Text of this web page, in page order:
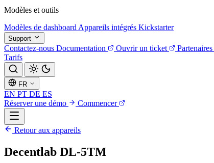
Modèles et outils
Modèles de dashboard Appareils intégrés Kickstarter
Support
Contactez-nous Documentation Ouvrir un ticket Partenaires
Tarifs
FR
EN PT DE ES
Réserver une démo
Commencer
Retour aux appareils
Decentlab DL-5TM